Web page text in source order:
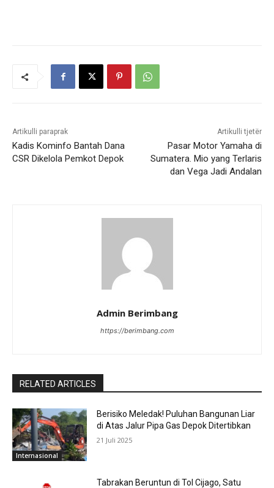
Artikulli paraprak
Kadis Kominfo Bantah Dana
CSR Dikelola Pemkot Depok
Artikulli tjetër
Pasar Motor Yamaha di
Sumatera. Mio yang Terlaris
dan Vega Jadi Andalan
Admin Berimbang
https://berimbang.com
RELATED ARTICLES
Internasional
Berisiko Meledak! Puluhan Bangunan Liar
di Atas Jalur Pipa Gas Depok Ditertibkan
21 Juli 2025
Tabrakan Beruntun di Tol Cijago, Satu